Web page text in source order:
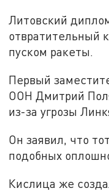
Литовский
отвратительный
пуском ракеты.
Первый
ООН Дмитрий
из-за угрозы
Он заявил, что
подобных
Кислица же